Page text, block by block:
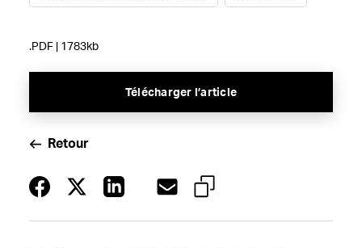
.PDF | 1783kb
Télécharger l’article
Retour